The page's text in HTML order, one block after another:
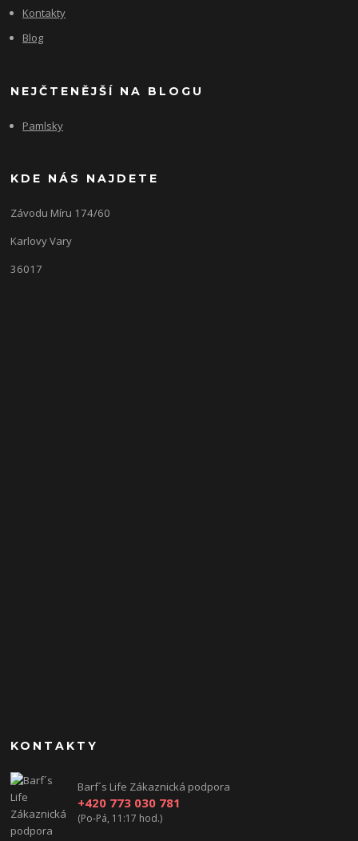
Kontakty
Blog
NEJČTENĚJŠÍ NA BLOGU
Pamlsky
KDE NÁS NAJDETE
Závodu Míru 174/60
Karlovy Vary
36017
KONTAKTY
Barf´s Life Zákaznická podpora
+420 773 030 781
(Po-Pá, 11:17 hod.)